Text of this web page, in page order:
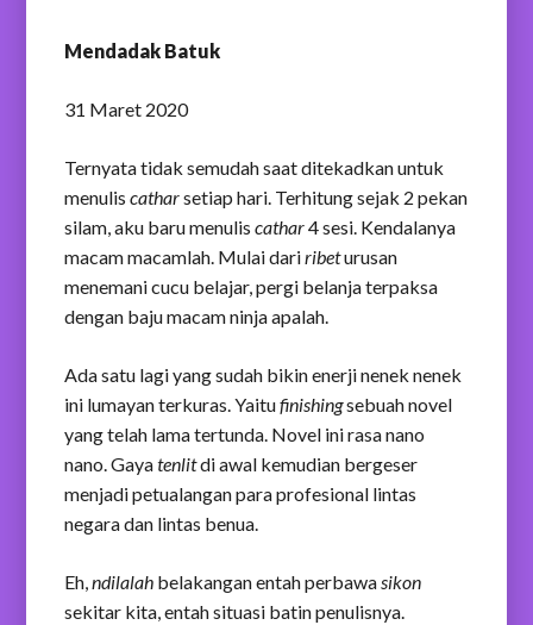
Mendadak Batuk
31 Maret 2020
Ternyata tidak semudah saat ditekadkan untuk
menuliscatharsetiap hari. Terhitung sejak 2 pekan
silam, aku baru menuliscathar4 sesi. Kendalanya
macam macamlah. Mulai dariribeturusan
menemani cucu belajar, pergi belanja terpaksa
dengan baju macam ninja apalah.
Ada satu lagi yang sudah bikin enerji nenek nenek
ini lumayan terkuras. Yaitufinishingsebuah novel
yang telah lama tertunda. Novel ini rasa nano
nano. Gayatenlitdi awal kemudian bergeser
menjadi petualangan para profesional lintas
negara dan lintas benua.
Eh,ndilalah belakangan entah perbawasikon
sekitar kita, entah situasi batin penulisnya.